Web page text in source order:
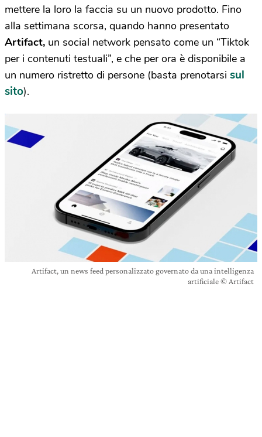
mettere la loro la faccia su un nuovo prodotto. Fino
alla settimana scorsa, quando hanno presentato
Artifact, un social network pensato come un “Tiktok
per i contenuti testuali”, e che per ora è disponibile a
un numero ristretto di persone (basta prenotarsi sul
sito).
Artifact, un news feed personalizzato governato da una intelligenza
artificiale © Artifact